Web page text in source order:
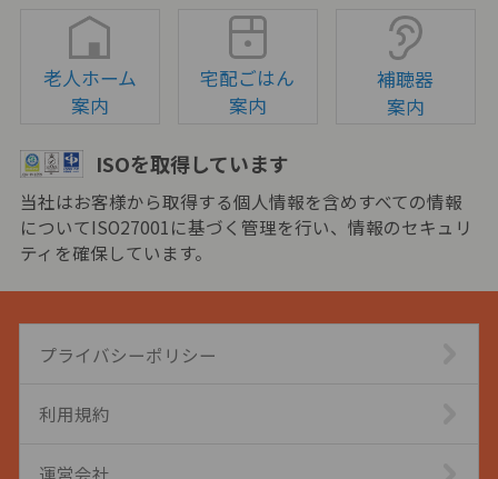
老人ホーム
案内
宅配ごはん
案内
補聴器
案内
ISOを取得しています
当社はお客様から取得する個人情報を含めすべての情報
についてISO27001に基づく管理を行い、情報のセキュリ
ティを確保しています。
プライバシーポリシー
利用規約
運営会社